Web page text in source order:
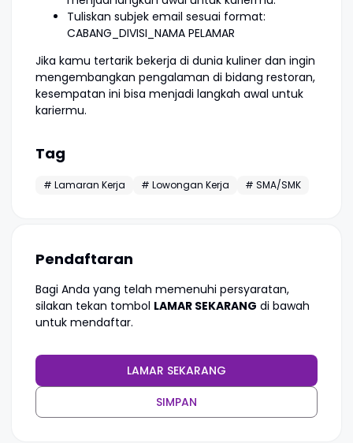
Tuliskan subjek email sesuai format:
CABANG_DIVISI_NAMA PELAMAR
Jika kamu tertarik bekerja di dunia kuliner dan ingin
mengembangkan pengalaman di bidang restoran,
kesempatan ini bisa menjadi langkah awal untuk
kariermu.
Tag
# Lamaran Kerja # Lowongan Kerja # SMA/SMK
Pendaftaran
Bagi Anda yang telah memenuhi persyaratan,
silakan tekan tombol LAMAR SEKARANG di bawah
untuk mendaftar.
LAMAR SEKARANG
SIMPAN